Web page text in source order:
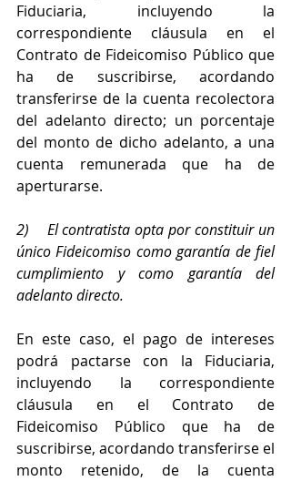
Fiduciaria, incluyendo la
correspondiente cláusula en el
Contrato de Fideicomiso Público que
ha de suscribirse, acordando
transferirse de la cuenta recolectora
del adelanto directo; un porcentaje
del monto de dicho adelanto, a una
cuenta remunerada que ha de
aperturarse.
2)    El contratista opta por constituir un
único Fideicomiso como garantía de fiel
cumplimiento y como garantía del
adelanto directo.
En este caso, el pago de intereses
podrá pactarse con la Fiduciaria,
incluyendo la correspondiente
cláusula en el Contrato de
Fideicomiso Público que ha de
suscribirse, acordando transferirse el
monto retenido, de la cuenta